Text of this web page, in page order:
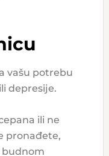
vašu potrebu
depresije.
ili ne
pronađete,
budnom